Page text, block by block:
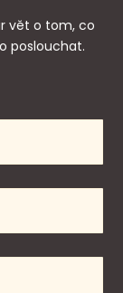
vět o tom, co
poslouchat.